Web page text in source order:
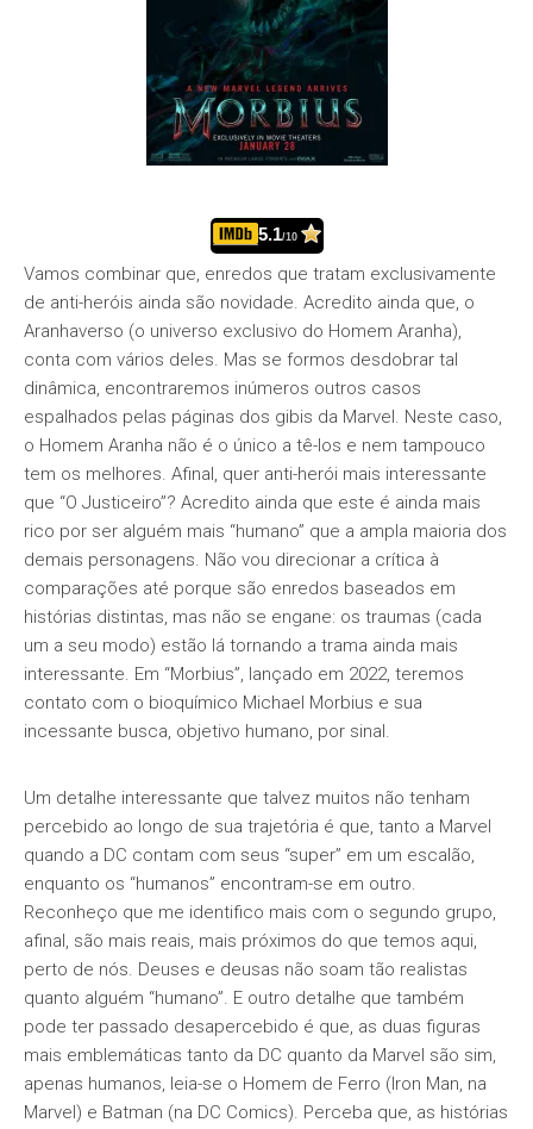
5.1/10
Vamos combinar que, enredos que tratam exclusivamente
de anti-heróis ainda são novidade. Acredito ainda que, o
Aranhaverso (o universo exclusivo do Homem Aranha),
conta com vários deles. Mas se formos desdobrar tal
dinâmica, encontraremos inúmeros outros casos
espalhados pelas páginas dos gibis da Marvel. Neste caso,
o Homem Aranha não é o único a tê-los e nem tampouco
tem os melhores. Afinal, quer anti-herói mais interessante
que “O Justiceiro”? Acredito ainda que este é ainda mais
rico por ser alguém mais “humano” que a ampla maioria dos
demais personagens. Não vou direcionar a crítica à
comparações até porque são enredos baseados em
histórias distintas, mas não se engane: os traumas (cada
um a seu modo) estão lá tornando a trama ainda mais
interessante. Em “Morbius”, lançado em 2022, teremos
contato com o bioquímico Michael Morbius e sua
incessante busca, objetivo humano, por sinal.
Um detalhe interessante que talvez muitos não tenham
percebido ao longo de sua trajetória é que, tanto a Marvel
quando a DC contam com seus “super” em um escalão,
enquanto os “humanos” encontram-se em outro.
Reconheço que me identifico mais com o segundo grupo,
afinal, são mais reais, mais próximos do que temos aqui,
perto de nós. Deuses e deusas não soam tão realistas
quanto alguém “humano”. E outro detalhe que também
pode ter passado desapercebido é que, as duas figuras
mais emblemáticas tanto da DC quanto da Marvel são sim,
apenas humanos, leia-se o Homem de Ferro (Iron Man, na
Marvel) e Batman (na DC Comics). Perceba que, as histórias